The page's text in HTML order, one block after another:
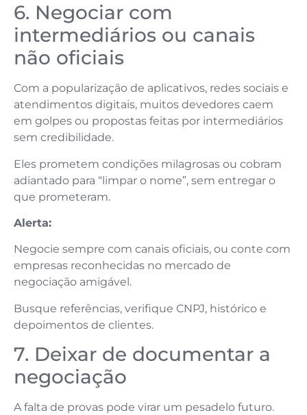
6. Negociar com
intermediários ou canais
não oficiais
Com a popularização de aplicativos, redes sociais e
atendimentos digitais, muitos devedores caem
em golpes ou propostas feitas por intermediários
sem credibilidade.
Eles prometem condições milagrosas ou cobram
adiantado para “limpar o nome”, sem entregar o
que prometeram.
Alerta:
Negocie sempre com canais oficiais, ou conte com
empresas reconhecidas no mercado de
negociação amigável.
Busque referências, verifique CNPJ, histórico e
depoimentos de clientes.
7. Deixar de documentar a
negociação
A falta de provas pode virar um pesadelo futuro.